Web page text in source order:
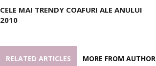
CELE MAI TRENDY COAFURI ALE ANULUI
2010
RELATED ARTICLES MORE FROM AUTHOR